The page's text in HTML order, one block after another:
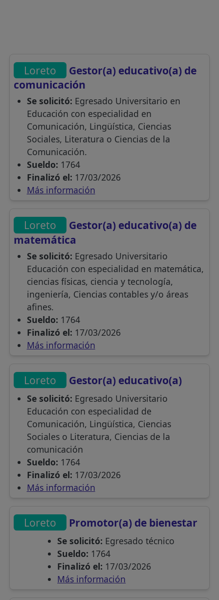
Loreto
Gestor(a) educativo(a) de
comunicación
Se solicitó: Egresado Universitario en
Educación con especialidad en
Comunicación, Lingüística, Ciencias
Sociales, Literatura o Ciencias de la
Comunicación.
Sueldo: 1764
Finalizó el: 17/03/2026
Más información
Loreto
Gestor(a) educativo(a) de
matemática
Se solicitó: Egresado Universitario
Educación con especialidad en matemática,
ciencias físicas, ciencia y tecnología,
ingeniería, Ciencias contables y/o áreas
afines.
Sueldo: 1764
Finalizó el: 17/03/2026
Más información
Loreto Gestor(a) educativo(a)
Se solicitó: Egresado Universitario
Educación con especialidad de
Comunicación, Lingüística, Ciencias
Sociales o Literatura, Ciencias de la
comunicación
Sueldo: 1764
Finalizó el: 17/03/2026
Más información
Loreto Promotor(a) de bienestar
Se solicitó: Egresado técnico
Sueldo: 1764
Finalizó el: 17/03/2026
Más información